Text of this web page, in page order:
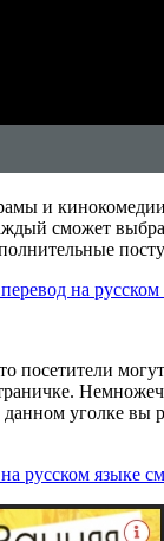
и
сможет
на
посетители
уголке вы
русском языке